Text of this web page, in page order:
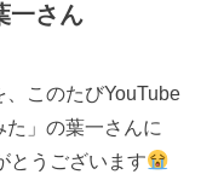
一さん
このたびYouTube
」の葉一さんに
とうございます